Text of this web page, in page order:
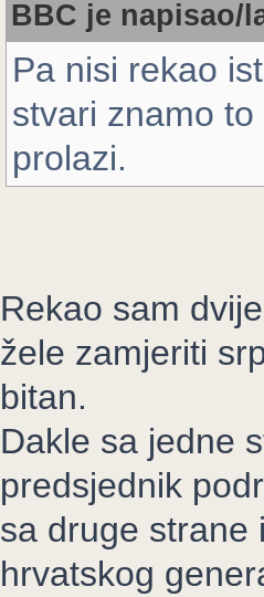
BBC je napisao/
Pa nisi rekao
stvari znamo
prolazi.
Rekao sam
žele zamjeriti
bitan.
Dakle sa jedne
predsjednik
sa druge strane
hrvatskog